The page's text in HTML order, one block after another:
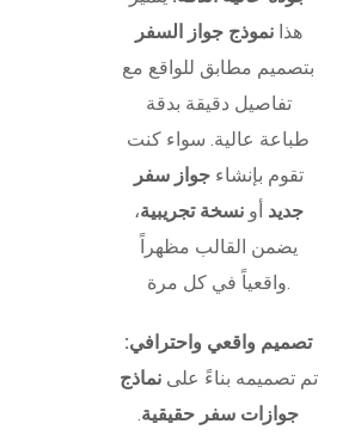
هذانموذج جواز السفر
بتصميم مطابق للواقع مع
تفاصيل دقيقة بدقة
طباعة عالية. سواء كنت
تقوم بإنشاءجواز سفر
جديد أونسخة تجريبية،
يضمن القالب مظهراً
واقعياً في كل مرة.
تصميم واقعي واحترافي:
تم تصميمه بناءً علىنماذج
جوازات سفر حقيقية.